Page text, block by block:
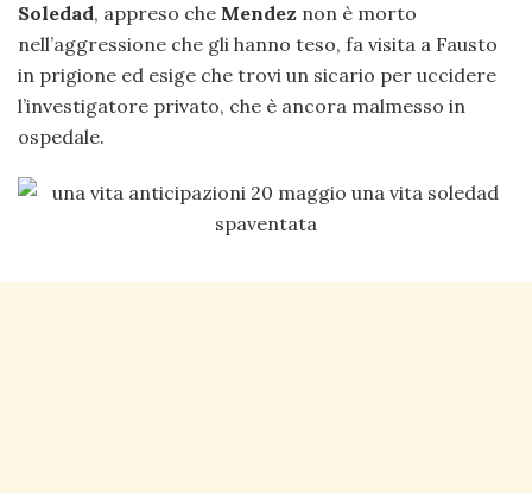
Soledad, appreso che Mendez non è morto
nell’aggressione che gli hanno teso, fa visita a Fausto
in prigione ed esige che trovi un sicario per uccidere
l’investigatore privato, che è ancora malmesso in
ospedale.